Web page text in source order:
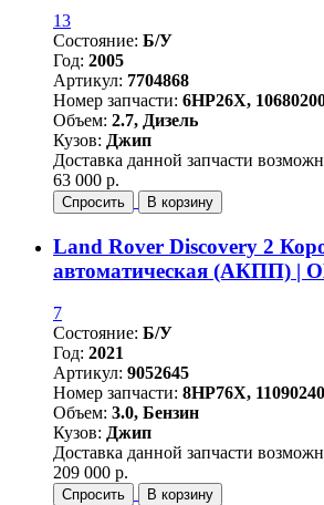
13
Состояние: Б/У
Год: 2005
Артикул: 7704868
Номер запчасти: 6HP26X,
Объем: 2.7, Дизель
Кузов: Джип
Доставка данной запчасти
63 000 р.
Спросить В корзину
Land Rover Discovery 2
автоматическая (АКПП) |
7
Состояние: Б/У
Год: 2021
Артикул: 9052645
Номер запчасти: 8HP76X,
Объем: 3.0, Бензин
Кузов: Джип
Доставка данной запчасти
209 000 р.
Спросить В корзину